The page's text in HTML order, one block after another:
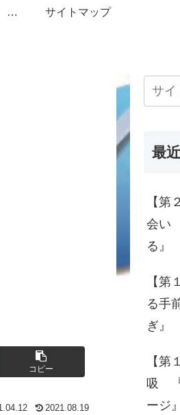
過去記事アーカイブ 「思い立ったが吉日ぶろぐ」 ブログの内容 一覧 リンク集 サイトマップ
コピー
2021.08.19
最
【第
会い
る』
【第
る手
ぎ』
【第
吸 『
ージ』